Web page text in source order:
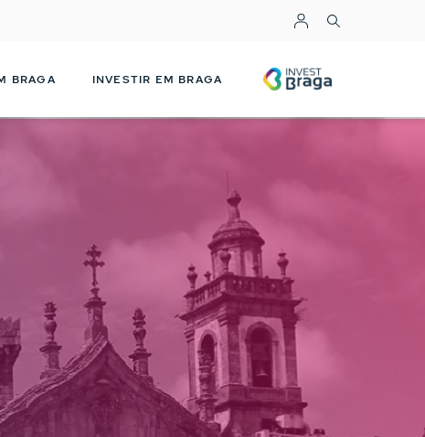
Top Menu
BRAGA INVESTIR EM BRAGA